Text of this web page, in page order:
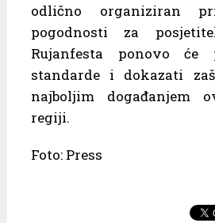
odlično organiziran
pogodnosti za
Rujanfesta ponovo će
standarde i dokazati
najboljim događanjem
regiji.
Foto: Press